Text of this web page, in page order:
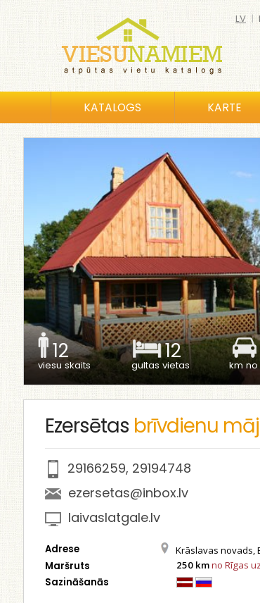
LV |
KATALOGS KARTE
12
viesu skaits
12
gultas vietas km no
Ezersētas brīvdienu
29166259, 29194748
ezersetas@inbox.lv
laivaslatgale.lv
Adrese Krāslavas novads,
Maršruts 250 kmno Rīgas
Sazināšanās